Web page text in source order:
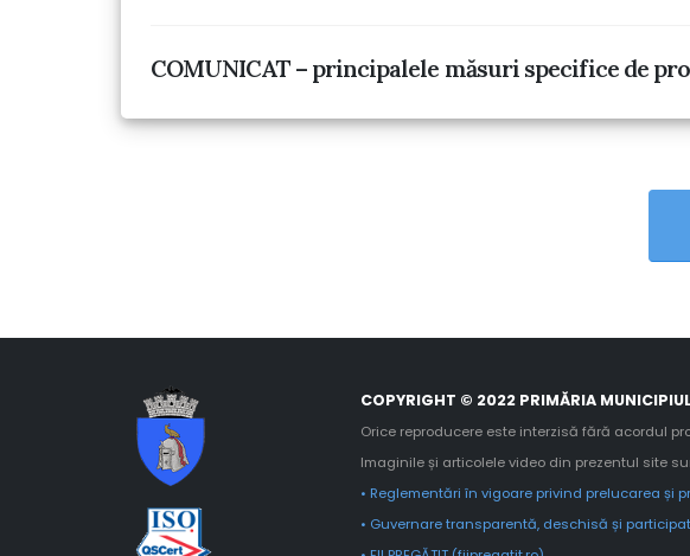
COMUNICAT – principalele măsuri specifice de
COPYRIGHT © 2022 PRIMĂRIA
Orice reproducere este interzisă fără acordul
Imaginile și articolele video din prezentul site
• Reglementări în vigoare privind prelucarea și
• Guvernare transparentă, deschisă și